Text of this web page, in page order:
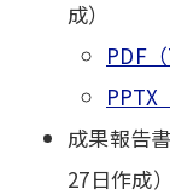
成）
PDF（
PPTX
成果報告
27日作成）